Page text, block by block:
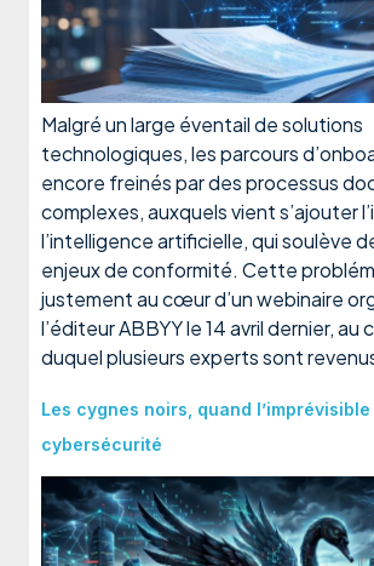
Malgré un large éventail de solutions
technologiques, les parcours
encore freinés par des processus
complexes, auxquels vient s’ajouter
l’intelligence artificielle, qui soulève
enjeux de conformité. Cette
justement au cœur d’un webinaire
l’éditeur ABBYY le 14 avril dernier, au
duquel plusieurs experts sont
Les cygnes noirs, quand l’imprévisible
cybersécurité